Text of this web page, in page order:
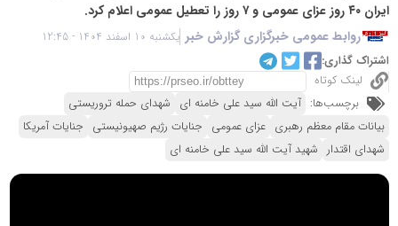
ایران ۴۰ روز عزای عمومی و ۷ روز را تعطیل عمومی اعلام کرد.
روابط عمومی خبرگزاری گزارش خبر یکشنبه 10 اسفند 1404 - 12:45
اشتراک گذاری:
لینک کوتاه
برچسب‌ها: آیت الله سید علی خامنه ای شهدای حمله تروریستی
بیانات مقام معظم رهبری عزای عمومی جنایات رژیم صهیونیستی جنایات آمریکا
شهدای اقتدار شهید آیت الله سید علی خامنه ای